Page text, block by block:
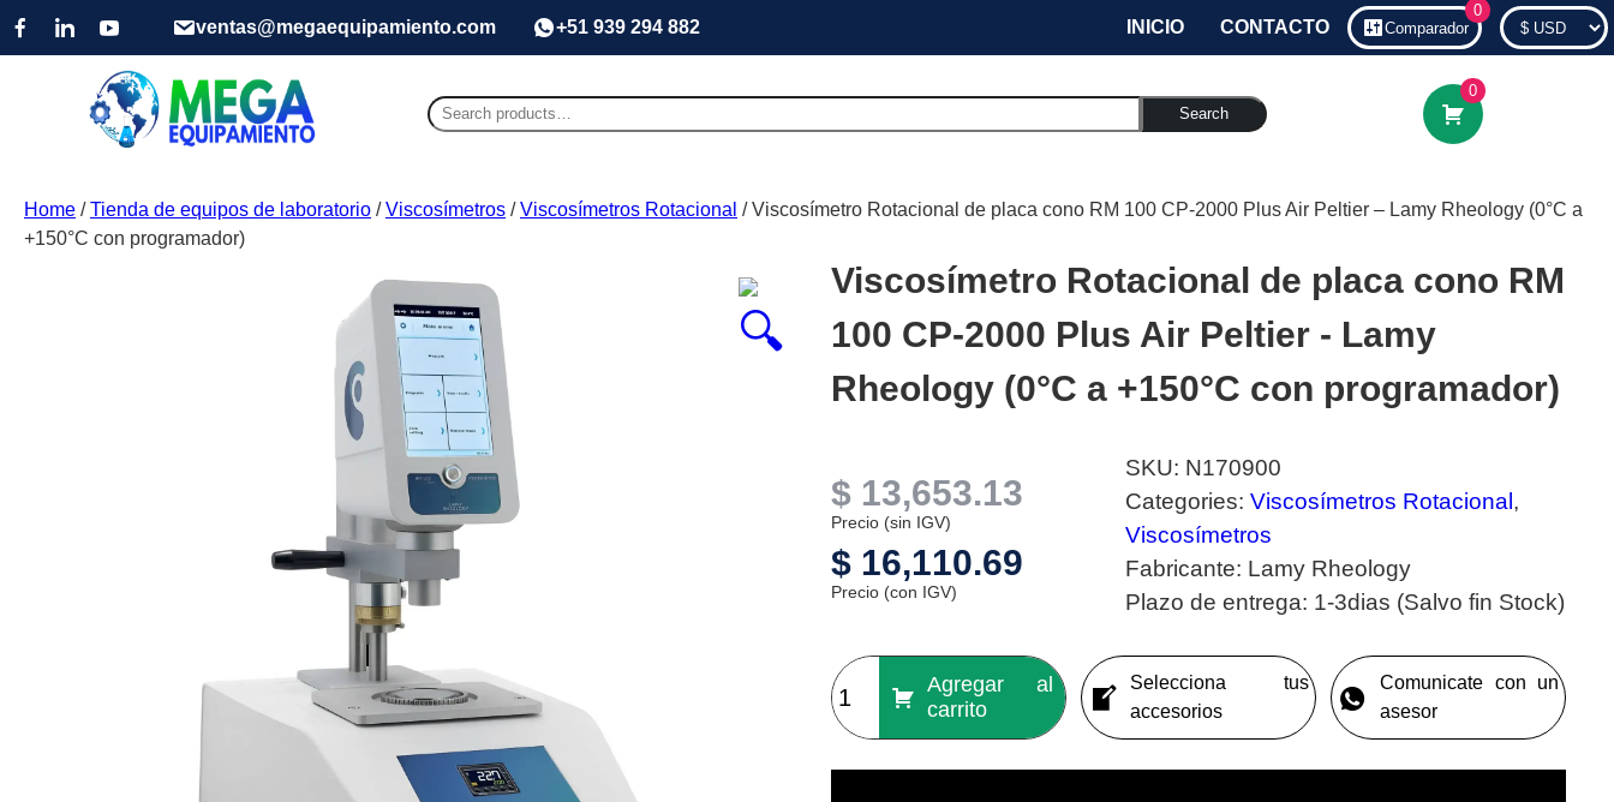
ventas@megaequipamiento.com +51 939 294 882 INICIO CONTACTO
0
Comparador
Search
for:
Search
0
Home /Tienda de equipos de laboratorio /Viscosímetros /Viscosímetros Rotacional / Viscosímetro Rotacional de placa cono RM 100 CP-2000 Plus Air Peltier – Lamy Rheology (0°C a
+150°C con programador)
Viscosímetro Rotacional de placa cono RM
100 CP-2000 Plus Air Peltier - Lamy
Rheology (0°C a +150°C con programador)
$ 13,653.13
Precio (sin IGV)
$ 16,110.69
Precio (con IGV)
SKU: N170900
Categories: Viscosímetros Rotacional ,
Viscosímetros
Fabricante: Lamy Rheology
Plazo de entrega: 1-3dias (Salvo fin Stock)
Agregar al
carrito
Selecciona tus
accesorios
Comunicate con un
asesor